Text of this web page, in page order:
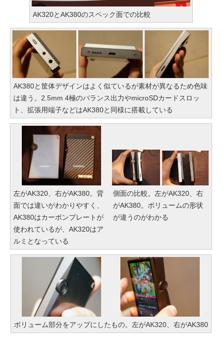
AK320とAK380のスペック面での比較
AK380と筐体デザインはよく似ているが素材が異なるため色味
は違う。2.5mm 4極のバランス出力やmicroSDカードスロッ
ト、拡張用端子などはAK380と同様に搭載している
左がAK320、右がAK380。背
面では違いがわかりやすく、
AK380はカーボンプレートが
使われているが、AK320はア
ルミとなっている
側面の比較。左がAK320、右
がAK380。ボリュームの形状
が違うのがわかる
ボリューム部分をアップにしたもの。左がAK320、右がAK380